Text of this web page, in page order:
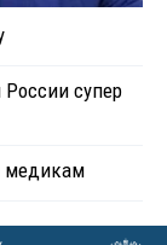
супер
медикам